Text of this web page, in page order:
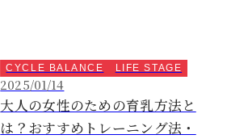
CYCLE BALANCE LIFE STAGE
2025/01/14
大人の女性のための育乳方法と
は？おすすめトレーニング法・